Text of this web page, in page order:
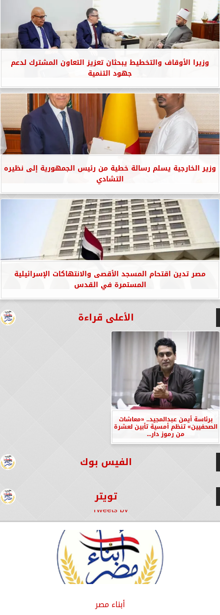
وزيرا الأوقاف والتخطيط يبحثان تعزيز التعاون المشترك لدعم
جهود التنمية
وزير الخارجية يسلم رسالة خطية من رئيس الجمهورية إلى نظيره
التشادي
مصر تدين اقتحام المسجد الأقصى والانتهاكات الإسرائيلية
المستمرة في القدس
الأعلى قراءة
برئاسة أيمن عبدالمجيد.. «معاشات
الصحفيين» تنظم أمسية تأبين لعشرة
من رموز دار...
الفيس بوك
تويتر
Tweets by
أبناء مصر